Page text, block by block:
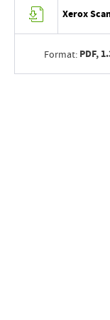
Xerox
Format: PDF,